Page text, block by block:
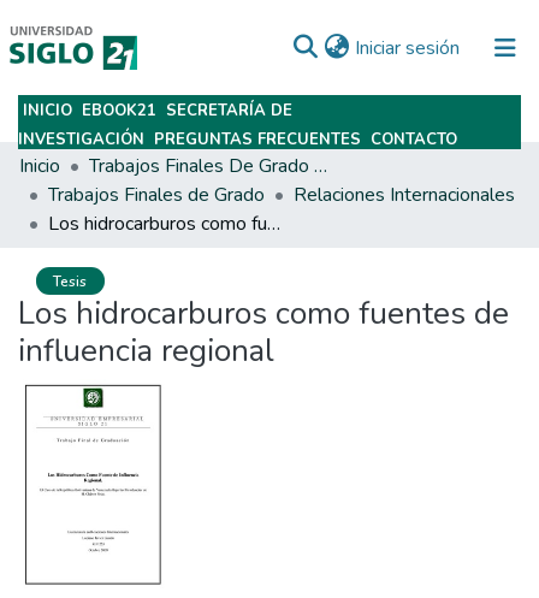
Iniciar sesión (current)
Subir
INICIO EBOOK21 SECRETARÍA DE
INVESTIGACIÓN PREGUNTAS FRECUENTES CONTACTO
Inicio
Trabajos Finales De Grado Y Posgrado
Trabajos Finales de Grado
Relaciones Internacionales
Los hidrocarburos como fuentes de influencia regional
Tesis
Los hidrocarburos como fuentes de
influencia regional